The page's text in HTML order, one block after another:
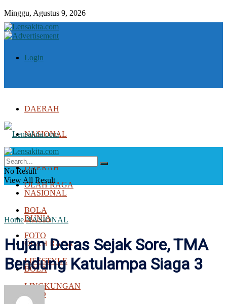
Minggu, Agustus 9, 2026
Login
DAERAH
NASIONAL
DUNIA
OLAH RAGA
BOLA
FOTO
LIFESTYLE
LINGKUNGAN
DAERAH
NASIONAL
DUNIA
OLAH RAGA
BOLA
FOTO
No Result
View All Result
Home NASIONAL
Hujan Deras Sejak Sore, TMA
Bendung Katulampa Siaga 3